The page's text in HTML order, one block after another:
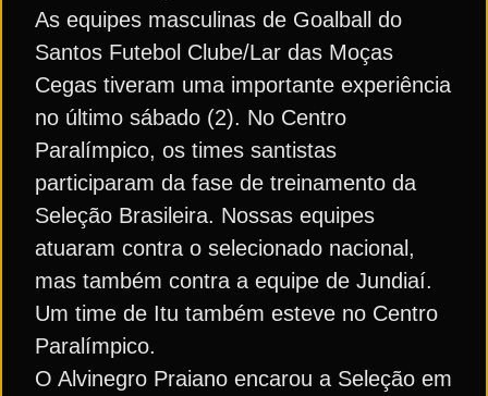
As equipes masculinas de Goalball do
Santos Futebol Clube/Lar das Moças
Cegas tiveram uma importante experiência
no último sábado (2). No Centro
Paralímpico, os times santistas
participaram da fase de treinamento da
Seleção Brasileira. Nossas equipes
atuaram contra o selecionado nacional,
mas também contra a equipe de Jundiaí.
Um time de Itu também esteve no Centro
Paralímpico.
O Alvinegro Praiano encarou a Seleção em